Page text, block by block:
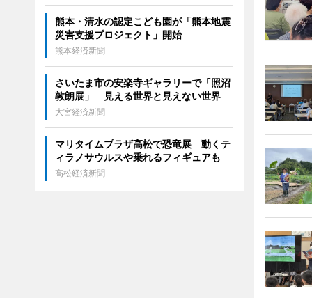
熊本・清水の認定こども園が「熊本地震
災害支援プロジェクト」開始
熊本経済新聞
さいたま市の安楽寺ギャラリーで「照沼
敦朗展」 見える世界と見えない世界
大宮経済新聞
マリタイムプラザ高松で恐竜展 動くテ
ィラノサウルスや乗れるフィギュアも
高松経済新聞